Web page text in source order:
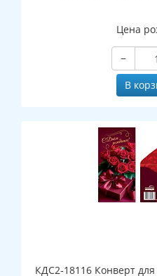
Цена
−
В
КДС2-18116 Конверт